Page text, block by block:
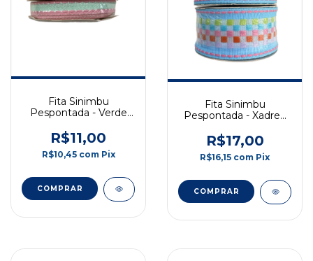
Fita Sinimbu
Pespontada - Verde
10mm - 10m - COD:
1814/10-05
R$11,00
R$10,45 com Pix
Fita Sinimbu
Pespontada - Xadrez
10m - COD: 1825/38-01
R$17,00
R$16,15 com Pix